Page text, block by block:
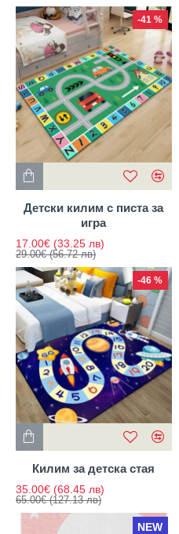
-41 %
Детски килим с писта за
игра
17.00€ (33.25 лв)
29.00€(56.72 лв)
-46 %
Килим за детска стая
35.00€ (68.45 лв)
65.00€(127.13 лв)
NEW